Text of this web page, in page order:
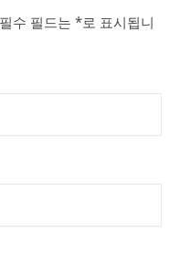
필수 필드는 *로 표시됩니